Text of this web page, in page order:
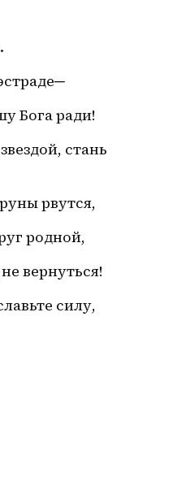
Бога ради!
стань
рвутся,
родной,
вернуться!
силу,